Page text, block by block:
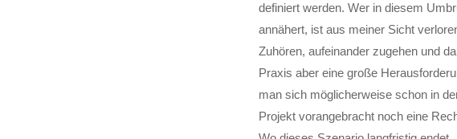
definiert werden. Wer in diesem
annähert, ist aus meiner Sicht
Zuhören, aufeinander zugehen und
Praxis aber eine große
man sich möglicherweise schon in
Projekt vorangebracht noch eine